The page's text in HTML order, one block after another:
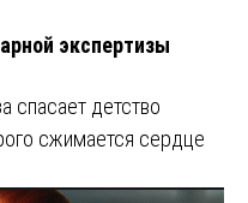
экспертизы
спасает детство
сжимается сердце